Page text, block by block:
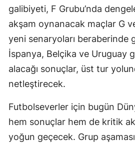
galibiyeti, F Grubu’nda
akşam oynanacak maçlar G
yeni senaryoları beraberinde
İspanya, Belçika ve Uruguay
alacağı sonuçlar, üst tur
netleştirecek.
Futbolseverler için bugün
hem sonuçlar hem de kritik
yoğun geçecek. Grup